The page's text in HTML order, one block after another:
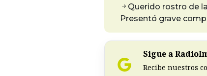
Querido rostro de
Presentó grave
Sigue a
Recibe nuestros